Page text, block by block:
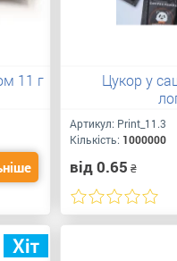
11 г
Цукор у
Артикул: Print_11.3
Кількість: 1000000
від 0.65 ₴